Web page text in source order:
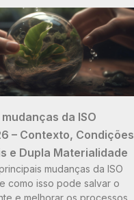
da ISO
– Contexto, Condições
e Dupla Materialidade
mudanças da ISO
como isso pode salvar o
e melhorar os processos